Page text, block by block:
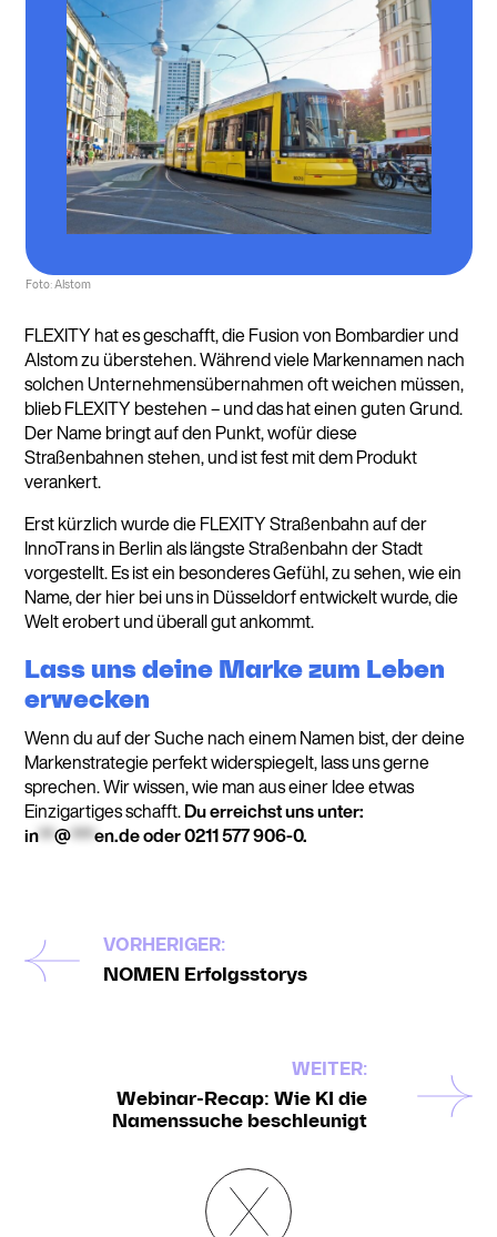
Foto: Alstom
FLEXITY hat es geschafft, die Fusion von Bombardier und
Alstom zu überstehen. Während viele Markennamen nach
solchen Unternehmensübernahmen oft weichen müssen,
blieb FLEXITY bestehen – und das hat einen guten Grund.
Der Name bringt auf den Punkt, wofür diese
Straßenbahnen stehen, und ist fest mit dem Produkt
verankert.
Erst kürzlich wurde die FLEXITY Straßenbahn auf der
InnoTrans in Berlin als längste Straßenbahn der Stadt
vorgestellt. Es ist ein besonderes Gefühl, zu sehen, wie ein
Name, der hier bei uns in Düsseldorf entwickelt wurde, die
Welt erobert und überall gut ankommt.
Lass uns deine Marke zum Leben
erwecken
Wenn du auf der Suche nach einem Namen bist, der deine
Markenstrategie perfekt widerspiegelt, lass uns gerne
sprechen. Wir wissen, wie man aus einer Idee etwas
Einzigartiges schafft.Du erreichst uns unter:
in**@***en.deoder 0211 577 906-0.
VORHERIGER:
NOMEN Erfolgsstorys
WEITER:
Webinar-Recap: Wie KI die
Namenssuche beschleunigt